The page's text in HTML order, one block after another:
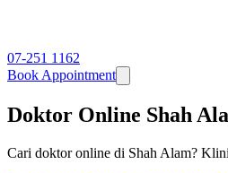
07-251 1162
Book Appointment
Doktor Online Shah
Cari doktor online di Shah Alam?